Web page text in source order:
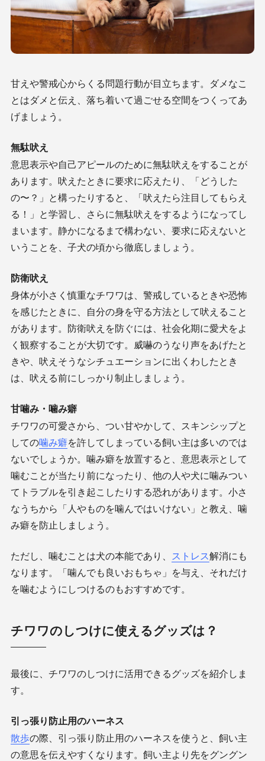
甘えや警戒心からくる問題行動が目立ちます。ダメなこ
とはダメと伝え、落ち着いて過ごせる空間をつくってあ
げましょう。
無駄吠え
意思表示や自己アピールのために無駄吠えをすることが
あります。吠えたときに要求に応えたり、「どうした
の〜？」と構ったりすると、「吠えたら注目してもらえ
る！」と学習し、さらに無駄吠えをするようになってし
まいます。静かになるまで構わない、要求に応えないと
いうことを、子犬の頃から徹底しましょう。
防衛吠え
身体が小さく慎重なチワワは、警戒しているときや恐怖
を感じたときに、自分の身を守る方法として吠えること
があります。防衛吠えを防ぐには、社会化期に愛犬をよ
く観察することが大切です。威嚇のうなり声をあげたと
きや、吠えそうなシチュエーションに出くわしたとき
は、吠える前にしっかり制止しましょう。
甘噛み・噛み癖
チワワの可愛さから、つい甘やかして、スキンシップと
しての噛み癖を許してしまっている飼い主は多いのでは
ないでしょうか。噛み癖を放置すると、意思表示として
噛むことが当たり前になったり、他の人や犬に噛みつい
てトラブルを引き起こしたりする恐れがあります。小さ
なうちから「人やものを噛んではいけない」と教え、噛
み癖を防止しましょう。
ただし、噛むことは犬の本能であり、 ストレス解消にも
なります。「噛んでも良いおもちゃ」を与え、それだけ
を噛むようにしつけるのもおすすめです。
チワワのしつけに使えるグッズは？
最後に、チワワのしつけに活用できるグッズを紹介しま
す。
引っ張り防止用のハーネス
散歩の際、引っ張り防止用のハーネスを使うと、飼い主
の意思を伝えやすくなります。飼い主より先をグングン